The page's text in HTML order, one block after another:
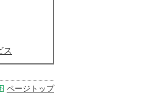
ス
ページトップ